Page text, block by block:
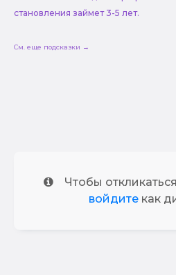
становления займет 3-5 лет.
См. еще подсказки →
Чтобы
войдитекак